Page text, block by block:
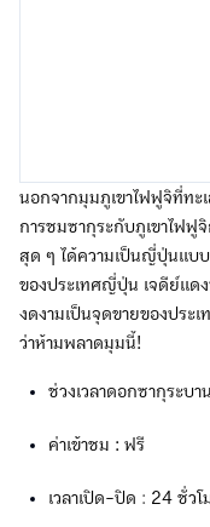
นอกจากมุมภูเขาไฟฟูจิที่ทะ
การชมซากุระกับภูเขาไฟฟู
สุด ๆ ได้ความเป็นญี่ปุ่นแบ
ของประเทศญี่ปุ่น เจดีย์แด
งดงามเป็นจุดขายของปร
ว่าห้ามพลาดมุมนี้!
ช่วงเวลาดอกซากุระบ
ค่าเข้าชม : ฟรี
เวลาเปิด-ปิด : 24 ชั่วโ